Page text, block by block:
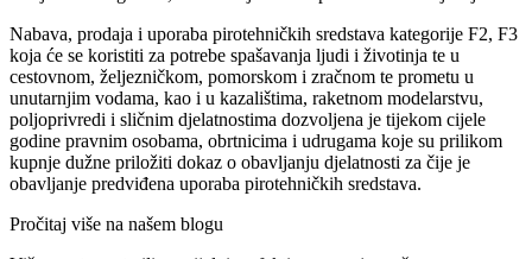
Nabava, prodaja i uporaba pirotehničkih sredstava kategorije F2, F3
koja će se koristiti za potrebe spašavanja ljudi i životinja te u
cestovnom, željezničkom, pomorskom i zračnom te prometu u
unutarnjim vodama, kao i u kazalištima, raketnom modelarstvu,
poljoprivredi i sličnim djelatnostima dozvoljena je tijekom cijele
godine pravnim osobama, obrtnicima i udrugama koje su prilikom
kupnje dužne priložiti dokaz o obavljanju djelatnosti za čije je
obavljanje predviđena uporaba pirotehničkih sredstava.
Pročitaj više na našem blogu